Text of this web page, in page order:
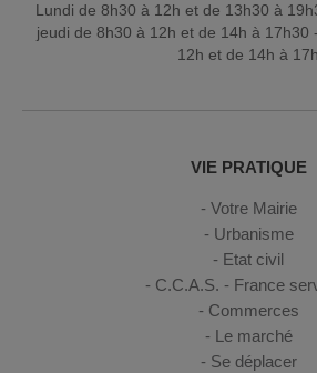
Lundi de 8h30 à 12h et de 13h30 à
jeudi de 8h30 à 12h et de 14h à 17h30
12h et de 14h à 17h
VIE PRATIQUE
Votre Mairie
Urbanisme
Etat civil
C.C.A.S. - France
Commerces
Le marché
Se déplacer